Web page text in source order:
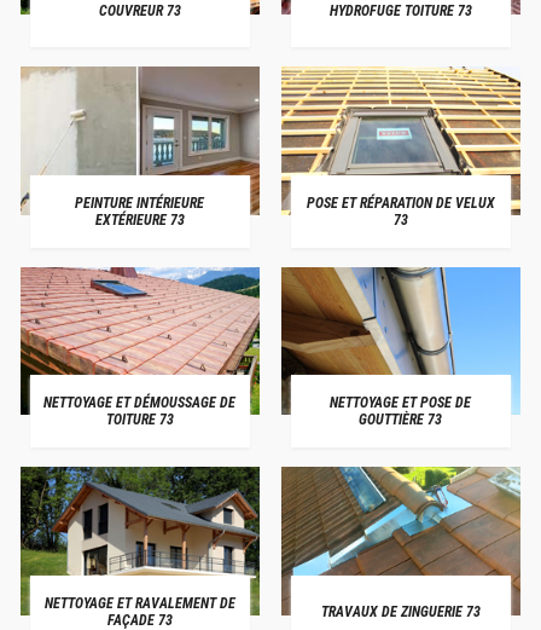
COUVREUR 73 HYDROFUGE TOITURE 73
PEINTURE INTÉRIEURE
EXTÉRIEURE 73
POSE ET RÉPARATION DE VELUX
73
NETTOYAGE ET DÉMOUSSAGE DE
TOITURE 73
NETTOYAGE ET POSE DE
GOUTTIÈRE 73
NETTOYAGE ET RAVALEMENT DE
FAÇADE 73
TRAVAUX DE ZINGUERIE 73